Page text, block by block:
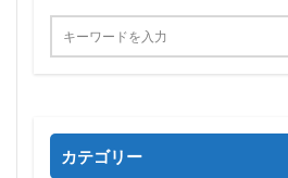
カテゴリー